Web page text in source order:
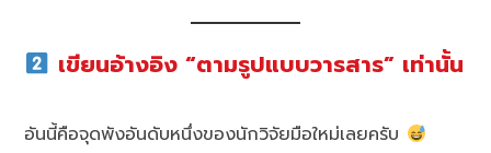
เขียนอ้างอิง “ตามรูปแบบวารสาร” เท่านั้น
อันนี้คือจุดพังอันดับหนึ่งของนักวิจัยมือใหม่เลยครับ